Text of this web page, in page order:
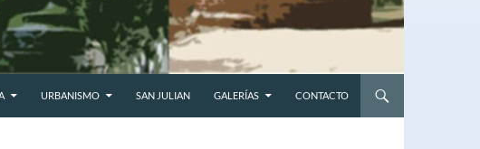
URBANISMO SAN JULIAN GALERÍAS CONTACTO